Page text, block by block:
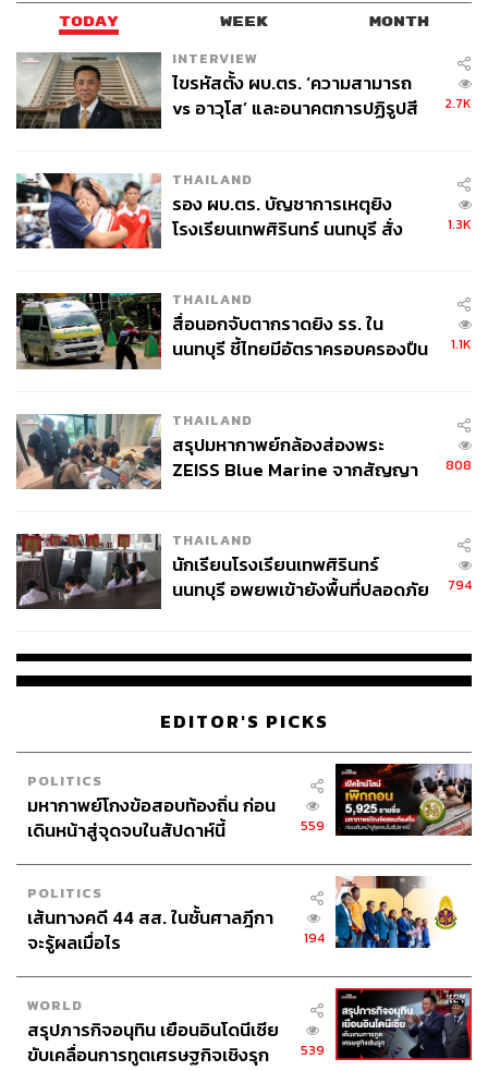
5.Jurlique Rose Favorites (3,300 บาท)
ทดแทนความหอมได้ราวกับยืนอยู่กลางสวนกุหลาบเลยที
เดียว เพราะเป็นเซตรวมดาวผลิตภัณฑ์ที่โดดเด่นในเรื่องสาร
สกัดจากดอกกุหลาบบริสุทธิ์ สำหรับผิวหน้าและผิวกาย
ประกอบด้วย เจลอาบน้ำ บอดี้โลชั่น Rosewater Balancing
กุหลาบ ควรจัดเซตนี้ไปเซอร์ไพรส์ด่วน
6.Dior Diorific Lipstick (1,550 บาท) และ Dior Blush
#001 (2,000 บาท)
แรงอธิษฐาน หรือ Midnight Wish ที่ให้สัญญากับสาวๆ ผ่าน
สีสันและดีไซน์อันหรูหรา เพื่อจะบอกว่าคริสต์มาสปีนี้จะต้อง
ระยิบระยับไปด้วยความสุข ทั้งจากสีสันของเนื้อสัมผัส ไม่ว่า
จะเป็นบลัชออนประกายสว่างเหมือนละอองดาว หรือลิปสติก
ในปลอกสีทอง ที่ช่วยยกระดับให้กับผู้หญิงทุกคนรู้สึกสวย
อย่างมีคุณค่าในทุกโอกาส
TODAY WEEK MONTH
INTERVIEW
ไขรหัสตั้ง ผบ.ตร. ‘ความสามารถ
vs อาวุโส’ และอนาคตการปฏิรูปสี
2.7K
THAILAND
รอง ผบ.ตร. บัญชาการเหตุยิง
โรงเรียนเทพศิรินทร์ นนทบุรี สั่ง
1.3K
THAILAND
สื่อนอกจับตากราดยิง รร. ใน
นนทบุรี ชี้ไทยมีอัตราครอบครองปืน
1.1K
THAILAND
สรุปมหากาพย์กล้องส่องพระ
ZEISS Blue Marine จากสัญญา
จ่ายหนี้-แอบระบุแบรนด์
808
THAILAND
นักเรียนโรงเรียนเทพศิรินทร์
นนทบุรี อพยพเข้ายังพื้นที่ปลอดภัย
794
EDITOR'S PICKS
POLITICS
มหากาพย์โกงข้อสอบท้องถิ่น ก่อน
เดินหน้าสู่จุดจบในสัปดาห์นี้
559
POLITICS
เส้นทางคดี 44 สส. ในชั้นศาลฎีกา
จะรู้ผลเมื่อไร
194
WORLD
สรุปภารกิจอนุทิน เยือนอินโดนีเซีย
ขับเคลื่อนการทูตเศรษฐกิจเชิงรุก
539